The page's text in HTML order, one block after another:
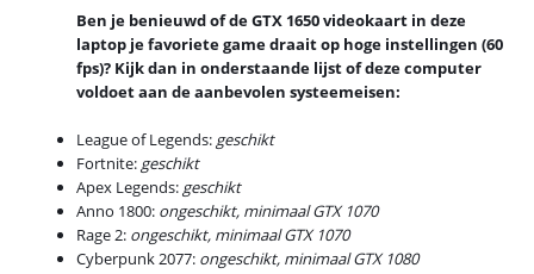
Ben je benieuwd of de GTX 1650 videokaart in deze
laptop je favoriete game draait op hoge instellingen (60
fps)? Kijk dan in onderstaande lijst of deze computer
voldoet aan de aanbevolen systeemeisen:
League of Legends: geschikt
Fortnite: geschikt
Apex Legends: geschikt
Anno 1800: ongeschikt, minimaal GTX 1070
Rage 2: ongeschikt, minimaal GTX 1070
Cyberpunk 2077: ongeschikt, minimaal GTX 1080